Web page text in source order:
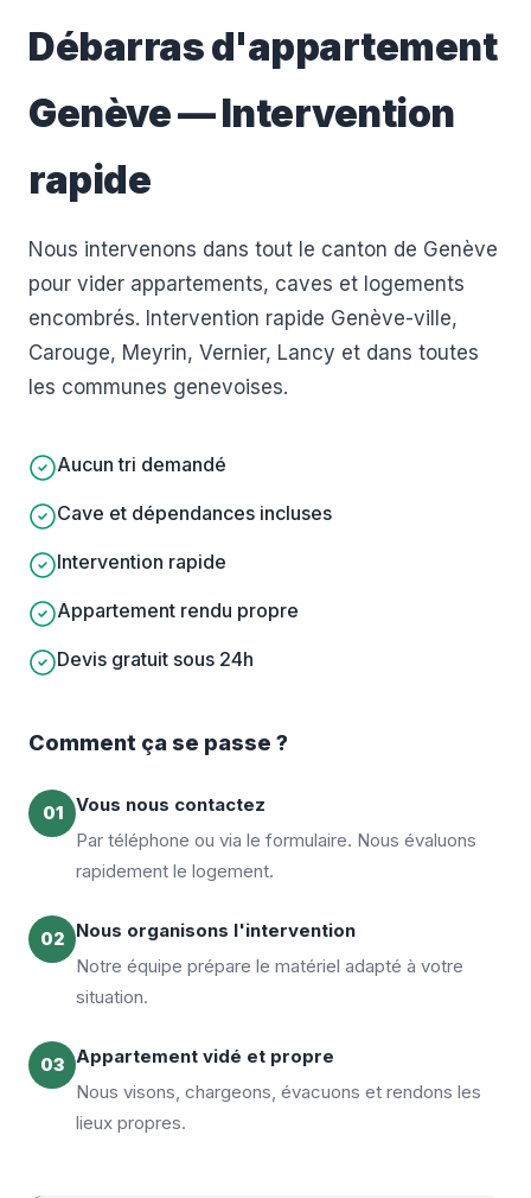
Débarras d'appartement
Genève — Intervention
rapide
Nous intervenons dans tout le canton de Genève
pour vider appartements, caves et logements
encombrés. Intervention rapide Genève-ville,
Carouge, Meyrin, Vernier, Lancy et dans toutes
les communes genevoises.
Aucun tri demandé
Cave et dépendances incluses
Intervention rapide
Appartement rendu propre
Devis gratuit sous 24h
Comment ça se passe ?
01
Vous nous contactez
Par téléphone ou via le formulaire. Nous évaluons
rapidement le logement.
02
Nous organisons l'intervention
Notre équipe prépare le matériel adapté à votre
situation.
03 Appartement vidé et propre
Nous visons, chargeons, évacuons et rendons les
lieux propres.